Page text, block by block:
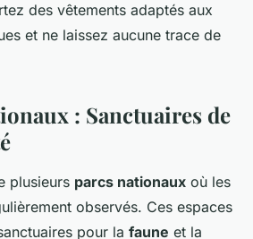
des vêtements adaptés aux
et ne laissez aucune trace de
: Sanctuaires de
plusieurs parcs nationaux où les
observés. Ces espaces
pour la faune et la